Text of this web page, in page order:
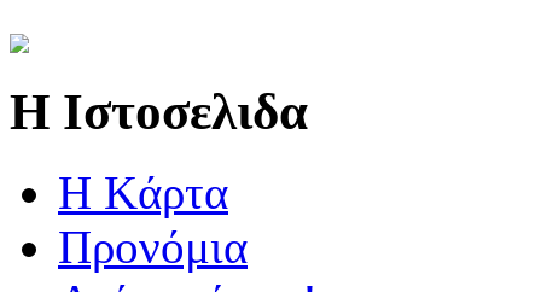
Η Ιστοσελιδα
Η Kάρτα
Προνόμια